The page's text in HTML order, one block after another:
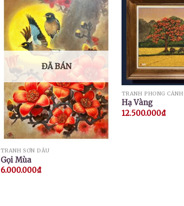
ĐÃ BÁN
TRANH SƠN DẦU
Gọi Mùa
6.000.000₫
TRANH PHONG CẢNH
Hạ Vàng
12.500.000₫